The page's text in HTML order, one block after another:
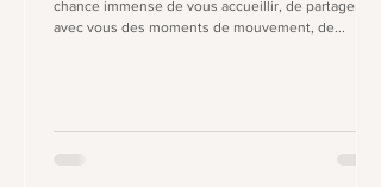
chance immense de vous accueillir, de partager
avec vous des moments de mouvement, de...